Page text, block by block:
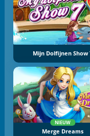
Mijn Dolfijnen Show
NIEUW
Merge Dreams